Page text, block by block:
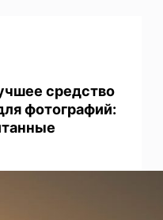
средство
фотографий: